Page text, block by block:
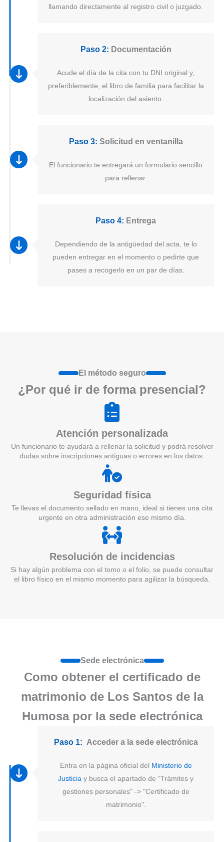
llamando directamente al registro civil o juzgado.
Paso 2: Documentación
Acude el día de la cita con tu DNI original y,
preferiblemente, el libro de familia para facilitar la
localización del asiento.
Paso 3: Solicitud en ventanilla
El funcionario te entregará un formulario sencillo
para rellenar.
Paso 4: Entrega
Dependiendo de la antigüedad del acta, te lo
pueden entregar en el momento o pedirte que
pases a recogerlo en un par de días.
El método seguro
¿Por qué ir de formapresencial?
Atención personalizada
Un funcionario te ayudará a rellenar la solicitud y podrá resolver
dudas sobre inscripciones antiguas o errores en los datos.
Seguridad física
Te llevas el documento sellado en mano, ideal si tienes una cita
urgente en otra administración ese mismo día.
Resolución de incidencias
Si hay algún problema con el tomo o el folio, se puede consultar
el libro físico en el mismo momento para agilizar la búsqueda.
Sede electrónica
Como obtener el certificado de
matrimonio de Los Santos de la
Humosa por la sede electrónica
Paso 1: Acceder a la sede electrónica
Entra en la página oficial del Ministerio de
Justicia y busca el apartado de "Trámites y
gestiones personales" -> "Certificado de
matrimonio".